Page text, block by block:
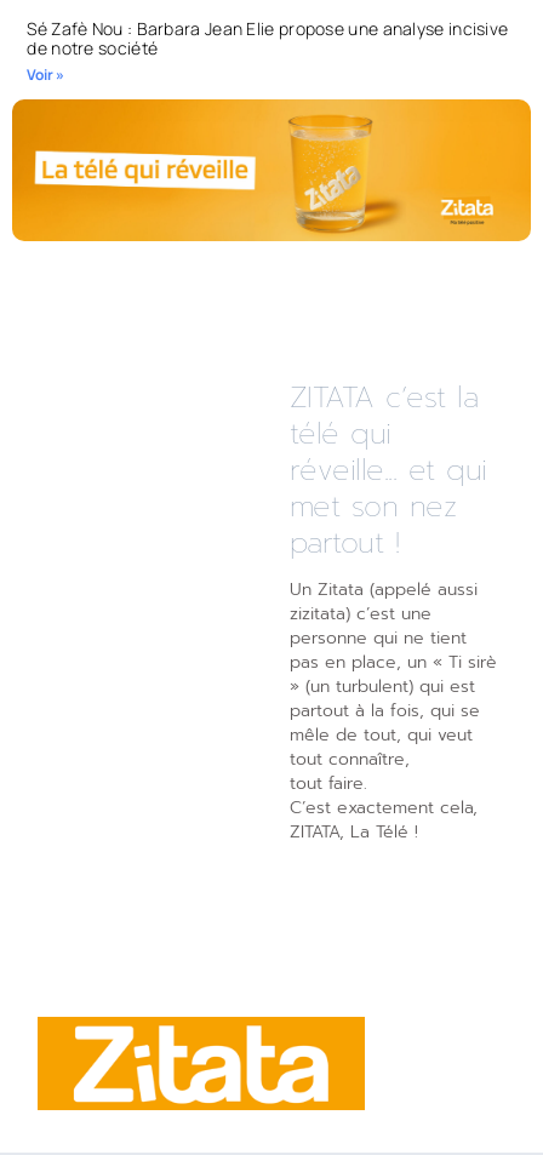
Sé Zafè Nou : Barbara Jean Elie propose une analyse incisive
de notre société
Voir »
ZITATA c’est la
télé qui
réveille... et qui
met son nez
partout !
Un Zitata (appelé aussi
zizitata) c’est une
personne qui ne tient
pas en place, un « Ti sirè
» (un turbulent) qui est
partout à la fois, qui se
mêle de tout, qui veut
tout connaître,
tout faire.
C’est exactement cela,
ZITATA, La Télé !